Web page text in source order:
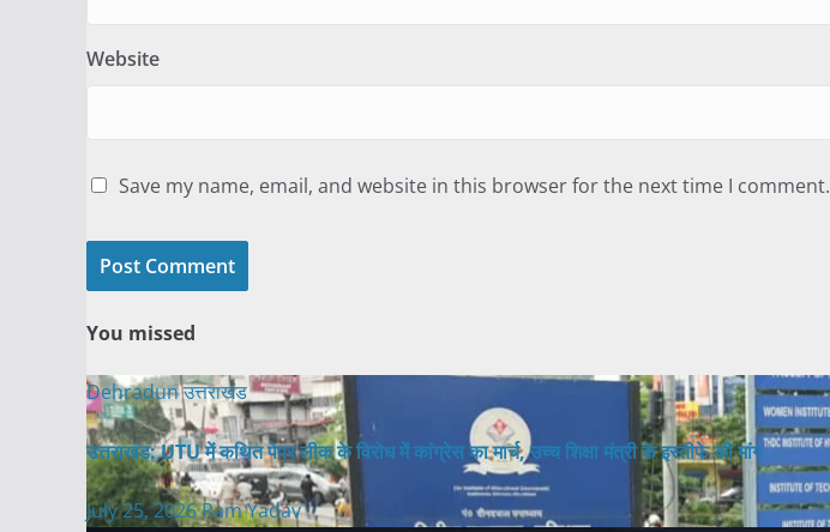
Website
Save my name, email, and website in this browser for the next time I comment.
You missed
Dehradunउत्तराखंड
उत्तराखंड: UTU में कथित पेपर लीक के विरोध में कांग्रेस का मार्च, उच्च शिक्षा मंत्री के इस्तीफे की मांग
July 25, 2026Ram Yadav